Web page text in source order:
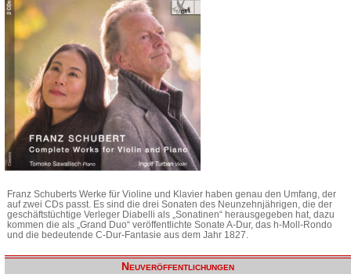
Franz Schuberts Werke für Violine und Klavier haben genau den Umfang, der
auf zwei CDs passt. Es sind die drei Sonaten des Neunzehnjährigen, die der
geschäftstüchtige Verleger Diabelli als „Sonatinen“ herausgegeben hat, dazu
kommen die als „Grand Duo“ veröffentlichte Sonate A-Dur, das h-Moll-Rondo
und die bedeutende C-Dur-Fantasie aus dem Jahr 1827.
Neuveröffentlichungen